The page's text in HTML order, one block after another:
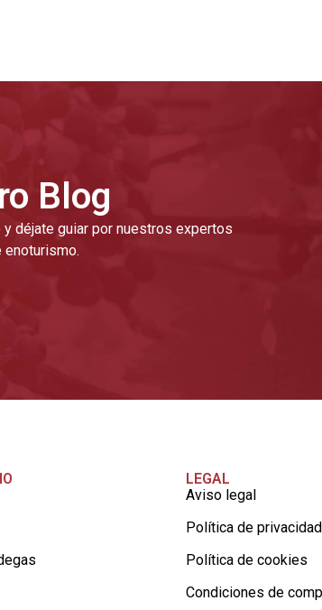
Blog
déjate guiar por nuestros expertos
LEGAL
Aviso legal
Política de privacidad
Política de cookies
Condiciones de